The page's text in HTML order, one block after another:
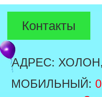
Контакты
АДРЕС:
МОБИЛЬНЫЙ: